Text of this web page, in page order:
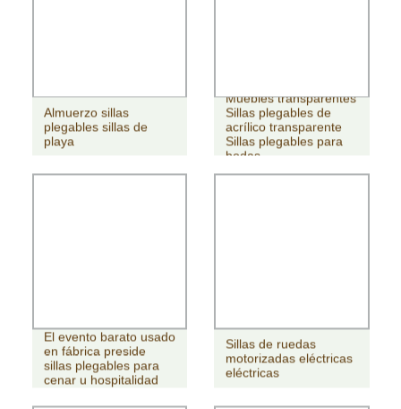
Almuerzo sillas
plegables sillas de
playa
Muebles transparentes
Sillas plegables de
acrílico transparente
Sillas plegables para
bodas
El evento barato usado
en fábrica preside
sillas plegables para
cenar u hospitalidad
Sillas de ruedas
motorizadas eléctricas
eléctricas